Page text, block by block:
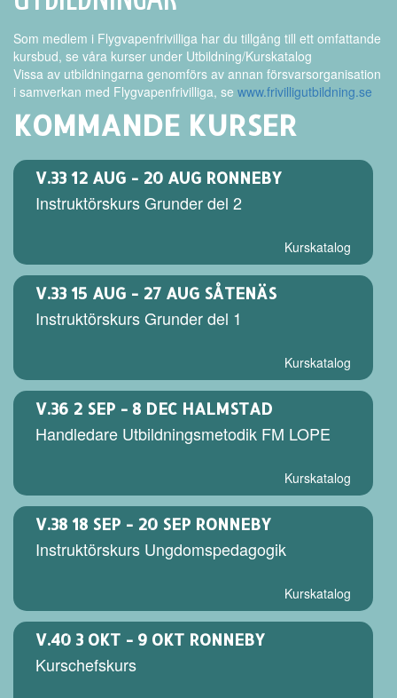
Som medlem i Flygvapenfrivilliga har du tillgång till ett omfattande
kursbud, se våra kurser under Utbildning/Kurskatalog
Vissa av utbildningarna genomförs av annan försvarsorganisation
i samverkan med Flygvapenfrivilliga, se www.frivilligutbildning.se
KOMMANDE KURSER
V.33 12 AUG - 20 AUG RONNEBY
Instruktörskurs Grunder del 2
Kurskatalog
V.33 15 AUG - 27 AUG SÅTENÄS
Instruktörskurs Grunder del 1
Kurskatalog
V.36 2 SEP - 8 DEC HALMSTAD
Handledare Utbildningsmetodik FM LOPE
Kurskatalog
V.38 18 SEP - 20 SEP RONNEBY
Instruktörskurs Ungdomspedagogik
Kurskatalog
V.40 3 OKT - 9 OKT RONNEBY
Kurschefskurs